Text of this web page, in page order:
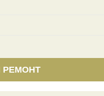
РЕМОНТ